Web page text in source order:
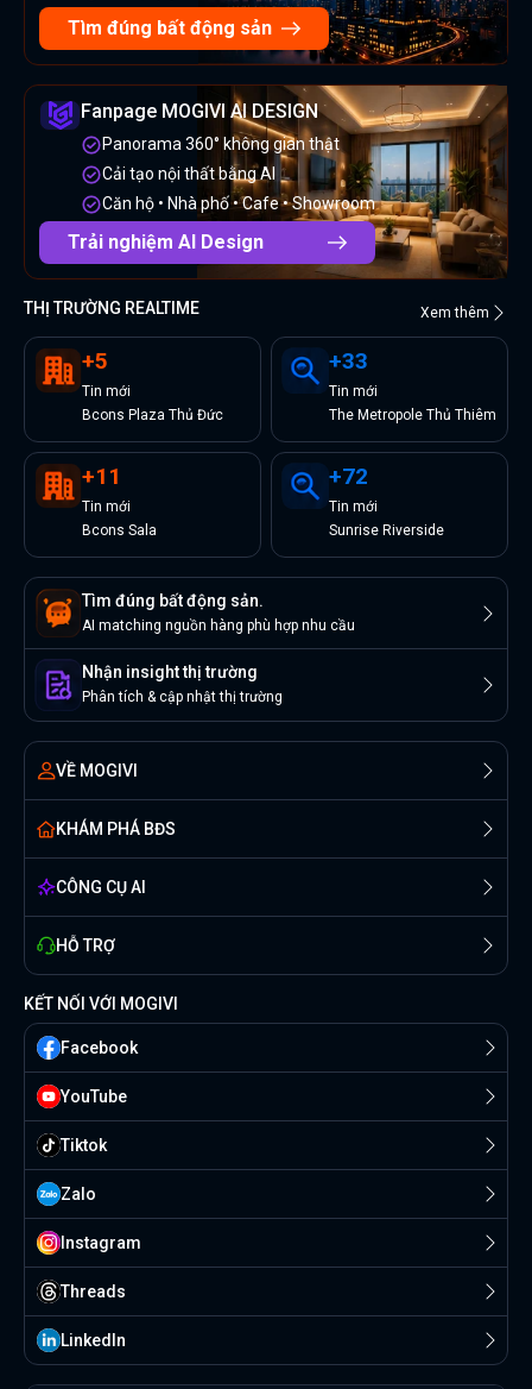
Tìm đúng bất động sản
Fanpage MOGIVI AI DESIGN
Panorama 360° không gian thật
Cải tạo nội thất bằng AI
Căn hộ • Nhà phố • Cafe • Showroom
Trải nghiệm AI Design
THỊ TRƯỜNG REALTIME Xem thêm
+5
Tin mới
Bcons Plaza Thủ Đức
+33
Tin mới
The Metropole Thủ Thiêm
+11
Tin mới
Bcons Sala
+72
Tin mới
Sunrise Riverside
Tìm đúng bất động sản.
AI matching nguồn hàng phù hợp nhu cầu
Nhận insight thị trường
Phân tích & cập nhật thị trường
VỀ MOGIVI
KHÁM PHÁ BĐS
CÔNG CỤ AI
HỖ TRỢ
KẾT NỐI VỚI MOGIVI
Facebook
YouTube
Tiktok
Zalo
Instagram
Threads
Linkedln